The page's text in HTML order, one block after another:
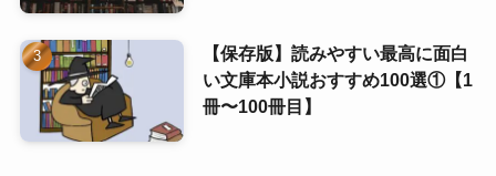
【保存版】読みやすい最高に面白
い文庫本小説おすすめ100選①【1
冊〜100冊目】